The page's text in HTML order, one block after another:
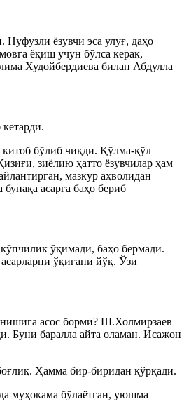
ёзувчи эса улуғ, даҳо
ёқиш учун бўлса керак,
Худойбердиева билан Абдулла
китоб бўлиб чиқди. Қўлма-қўл
зиёлию ҳатто ёзувчилар ҳам
мазкур аҳволидан
асарга баҳо бериб
ўқимади, баҳо бермади.
ўқигани йўқ. Ўзи
асос борми? Ш.Холмирзаев
Буни баралла айта оламан. Исажон
Ҳамма бир-биридан қўрқади.
муҳокама бўлаётган, уюшма